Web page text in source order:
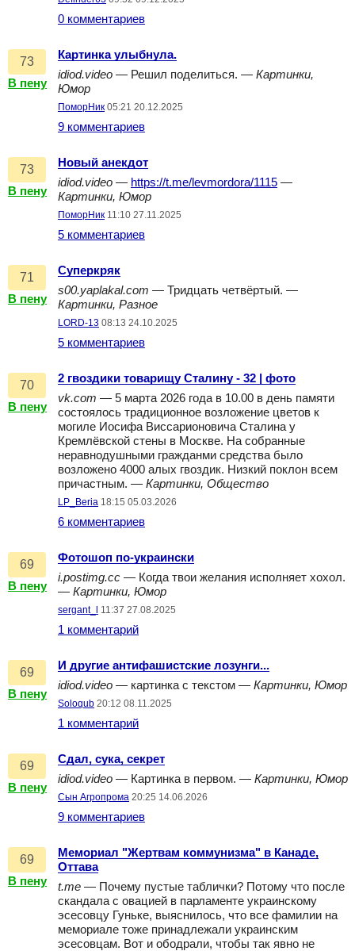
0 комментариев
73
В пену
Картинка улыбнула.
idiod.video — Решил поделиться. — Картинки,
Юмор
ПоморНик 05:21 20.12.2025
9 комментариев
73
В пену
Новый анекдот
idiod.video — https://t.me/levmordora/1115 —
Картинки, Юмор
ПоморНик 11:10 27.11.2025
5 комментариев
71
В пену
Суперкряк
s00.yaplakal.com — Тридцать четвёртый. —
Картинки, Разное
LORD-13 08:13 24.10.2025
5 комментариев
70
В пену
2 гвоздики товарищу Сталину - 32 | фото
vk.com — 5 марта 2026 года в 10.00 в день памяти
состоялось традиционное возложение цветов к
могиле Иосифа Виссарионовича Сталина у
Кремлёвской стены в Москве. На собранные
неравнодушными гражданми средства было
возложено 4000 алых гвоздик. Низкий поклон всем
причастным. — Картинки, Общество
LP_Beria 18:15 05.03.2026
6 комментариев
69
В пену
Фотошоп по-украински
i.postimg.cc — Когда твои желания исполняет хохол.
— Картинки, Юмор
sergant_l 11:37 27.08.2025
1 комментарий
69
В пену
И другие антифашистские лозунги...
idiod.video — картинка с текстом — Картинки, Юмор
Soloqub 20:12 08.11.2025
1 комментарий
69
В пену
Сдал, сука, секрет
idiod.video — Картинка в первом. — Картинки, Юмор
Сын Агропрома 20:25 14.06.2026
9 комментариев
69
В пену
Мемориал "Жертвам коммунизма" в Канаде,
Оттава
t.me — Почему пустые таблички? Потому что после
скандала с овацией в парламенте украинскому
эсесовцу Гуньке, выяснилось, что все фамилии на
мемориале тоже принадлежали украинским
эсесовцам. Вот и ободрали, чтобы так явно не